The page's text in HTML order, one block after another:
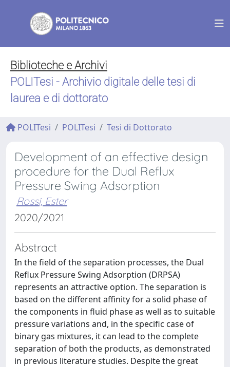
Biblioteche e Archivi
POLITesi - Archivio digitale delle tesi di
laurea e di dottorato
POLITesi POLITesi Tesi di Dottorato
Development of an effective design
procedure for the Dual Reflux
Pressure Swing Adsorption
Rossi, Ester
2020/2021
Abstract
In the field of the separation processes, the Dual
Reflux Pressure Swing Adsorption (DRPSA)
represents an attractive option. The separation is
based on the different affinity for a solid phase of
the components in fluid phase as well as to suitable
pressure variations and, in the specific case of
binary gas mixtures, it can lead to the complete
separation of both the products, as demonstrated
in previous literature studies. Despite the great